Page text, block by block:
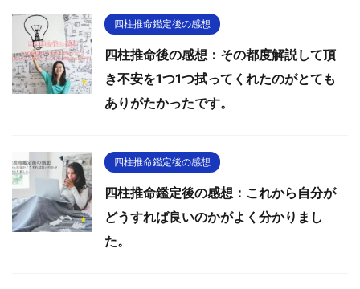
四柱推命鑑定後の感想
四柱推命後の感想：その都度解説して頂
き不安を1つ1つ拭ってくれたのがとても
ありがたかったです。
四柱推命鑑定後の感想
四柱推命鑑定後の感想：これから自分が
どうすれば良いのかがよく分かりまし
た。